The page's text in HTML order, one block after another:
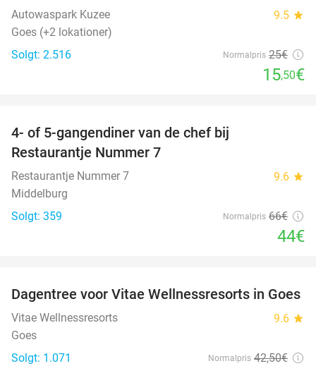
Autowaspark Kuzee 9.5 star
Goes (+2 lokationer)
Solgt: 2.516
Normalpris 25€
15,50€
4- of 5-gangendiner van de chef bij
Restaurantje Nummer 7
Restaurantje Nummer 7 9.6 star
Middelburg
Solgt: 359
Normalpris 66€
44€
49%
Dagentree voor Vitae Wellnessresorts in Goes
Vitae Wellnessresorts 9.6 star
Goes
Solgt: 1.071
Normalpris 42,50€